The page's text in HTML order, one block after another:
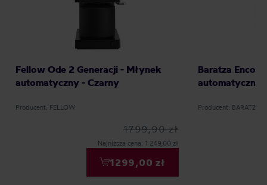
Fellow Ode 2 Generacji - Młynek
automatyczny - Czarny
Producent: FELLOW
1799,90 zł
Najniższa cena: 1 249,00 zł
1299,00 zł
Baratza
automatyczny
Producent: BARATZA